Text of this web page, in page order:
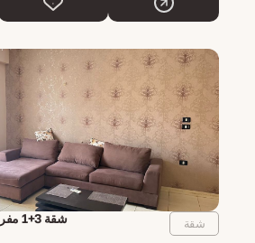
شقة 3+1 مفروشة في الغردقة، مصر شقة